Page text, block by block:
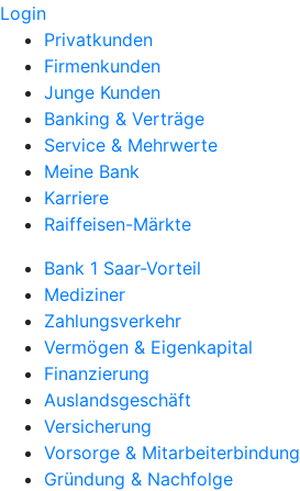
Login
Privatkunden
Firmenkunden
Junge Kunden
Banking & Verträge
Service & Mehrwerte
Meine Bank
Karriere
Raiffeisen-Märkte
Bank 1 Saar-Vorteil
Mediziner
Zahlungsverkehr
Vermögen & Eigenkapital
Finanzierung
Auslandsgeschäft
Versicherung
Vorsorge & Mitarbeiterbindung
Gründung & Nachfolge